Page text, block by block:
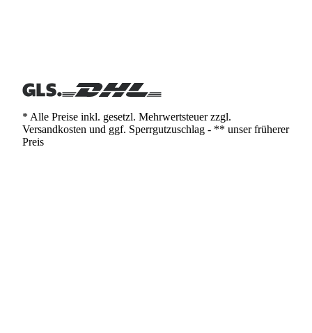
* Alle Preise inkl. gesetzl. Mehrwertsteuer zzgl.
Versandkosten und ggf. Sperrgutzuschlag - ** unser früherer
Preis